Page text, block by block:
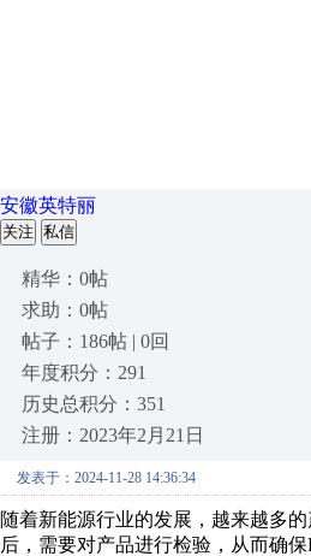
安徽英特丽
关注 私信
精华：0帖
求助：0帖
帖子：186帖 | 0回
年度积分：291
历史总积分：351
注册：2023年2月21日
发表于：2024-11-28 14:36:34
随着新能源行业的发展，越来越多
后，需要对产品进行检验，从而确